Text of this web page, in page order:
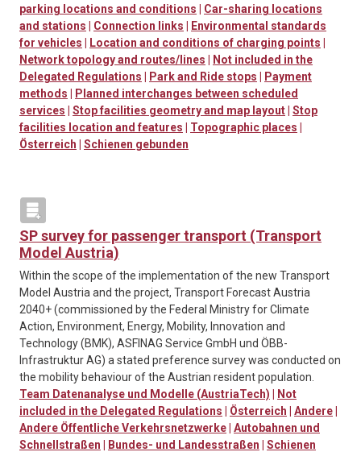
parking locations and conditions
Car-sharing locations
and stations
Connection links
Environmental standards
for vehicles
Location and conditions of charging points
Network topology and routes/lines
Not included in the
Delegated Regulations
Park and Ride stops
Payment
methods
Planned interchanges between scheduled
services
Stop facilities geometry and map layout Stop
facilities location and features
Topographic places
Österreich
Schienen gebunden
SP survey for passenger transport (Transport
Model Austria)
Within the scope of the implementation of the new Transport
Model Austria and the project, Transport Forecast Austria
2040+ (commissioned by the Federal Ministry for Climate
Action, Environment, Energy, Mobility, Innovation and
Technology (BMK), ASFINAG Service GmbH und ÖBB-
Infrastruktur AG) a stated preference survey was conducted on
the mobility behaviour of the Austrian resident population.
Team Datenanalyse und Modelle (AustriaTech)
Not
included in the Delegated Regulations
Österreich Andere
Andere Öffentliche Verkehrsnetzwerke Autobahnen und
Schnellstraßen
Bundes- und Landesstraßen
Schienen